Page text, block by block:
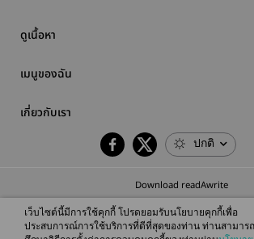
ดูเนื้อหา
เมนูของฉัน
เกี่ยวกับเรา
ปกติ
Download readAwrite
เว็บไซต์นี้มีการใช้คุกกี้ โปรดยอมรับนโยบายคุกกี้เพื่อ
ประสบการณ์การใช้บริการที่ดีที่สุดของท่าน ท่านสามารถ